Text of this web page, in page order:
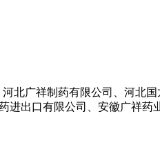
北广祥制药有限公司、河
出口有限公司、安徽广祥